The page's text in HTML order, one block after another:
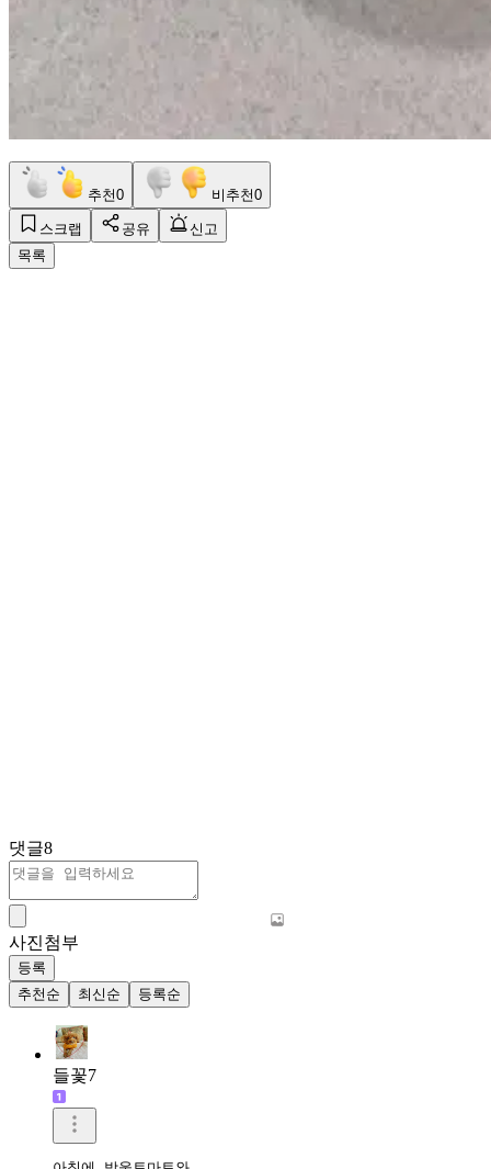
추천0 비추천0
스크랩 공유
신고
목록
댓글8
사진첨부
등록
추천순
최신순 등록순
들꽃7